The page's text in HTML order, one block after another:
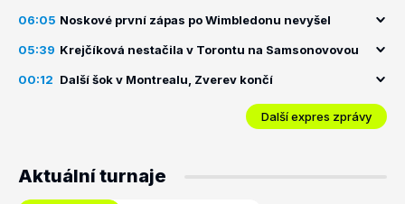
06:05 Noskové první zápas po Wimbledonu nevyšel
05:39 Krejčíková nestačila v Torontu na Samsonovovou
00:12 Další šok v Montrealu, Zverev končí
Další expres zprávy
Aktuální turnaje